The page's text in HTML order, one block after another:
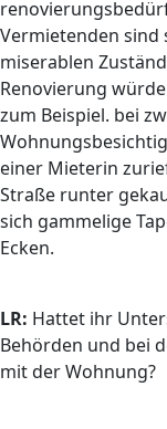
Vermietenden sind
miserablen
Renovierung
zum Beispiel. bei
einer Mieterin
Straße runter
sich gammelige
Ecken.
LR: Hattet ihr
Behörden und bei
mit der Wohnung?